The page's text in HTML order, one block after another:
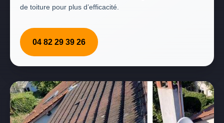
de toiture pour plus d’efficacité.
04 82 29 39 26